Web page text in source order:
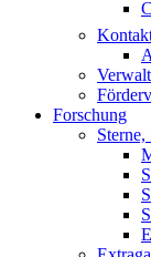
Forschung